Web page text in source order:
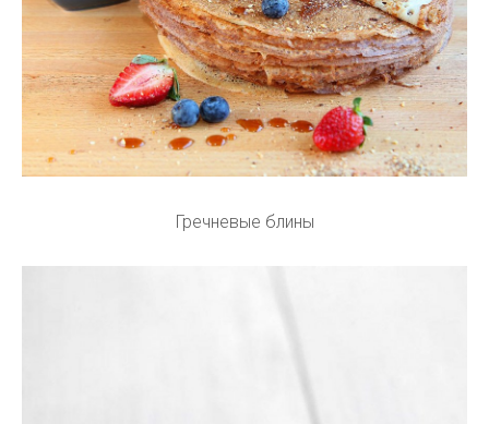
Гречневые блины